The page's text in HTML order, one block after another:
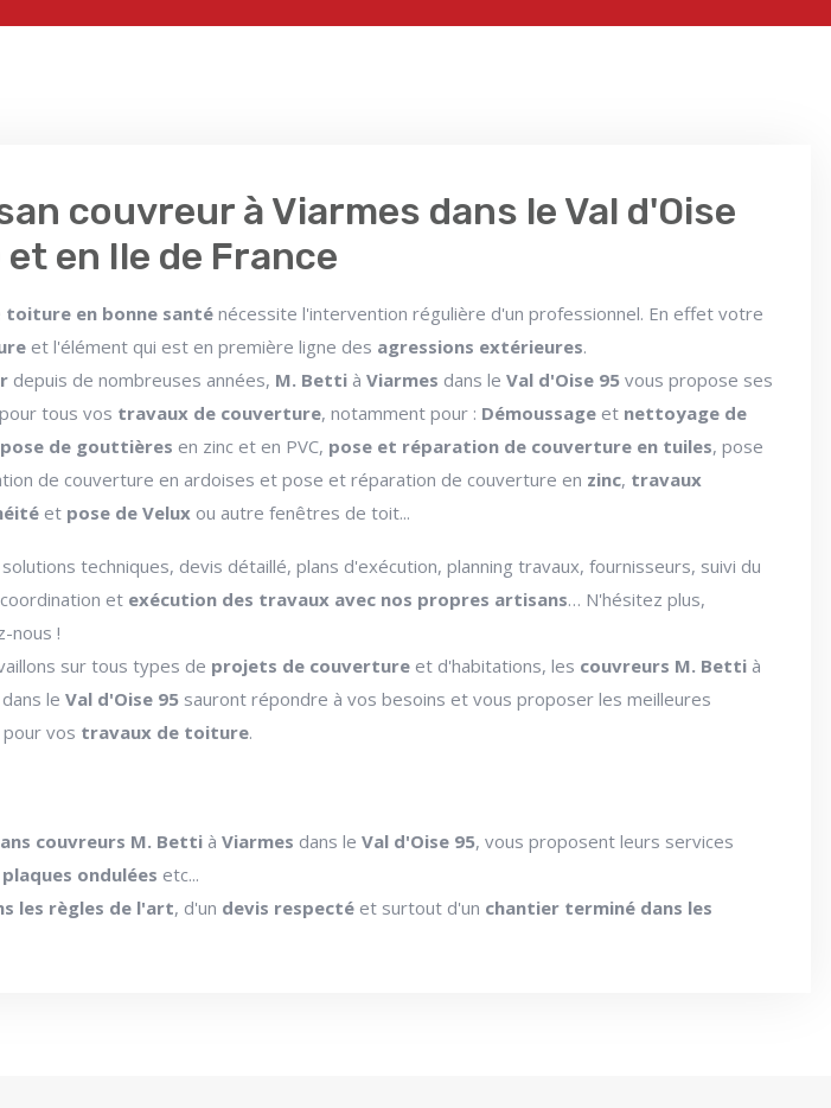
couvreur à Viarmes dans le Val d'Oise
en Ile de France
toiture en bonne santé nécessite l'intervention régulière d'un professionnel. En effet votre
et l'élément qui est en première ligne des agressions extérieures.
depuis de nombreuses années, M. Betti àViarmes dans leVal d'Oise 95 vous propose ses
tous vos travaux de couverture, notamment pour : Démoussage et nettoyage de
pose de gouttières en zinc et en PVC, pose et réparation de couverture en tuiles, pose
de couverture en ardoises et pose et réparation de couverture en zinc, travaux
et pose de Velux ou autre fenêtres de toit...
solutions techniques, devis détaillé, plans d'exécution, planning travaux, fournisseurs, suivi du
et exécution des travaux avec nos propres artisans… N'hésitez plus,
nous !
sur tous types de projets de couverture et d'habitations, les couvreurs M. Betti à
dans leVal d'Oise 95 sauront répondre à vos besoins et vous proposer les meilleures
vos travaux de toiture.
couvreurs M. Betti à Viarmes dans le Val d'Oise 95, vous proposent leurs services
plaques ondulées etc...
les règles de l'art, d'un devis respecté et surtout d'un chantier terminé dans les